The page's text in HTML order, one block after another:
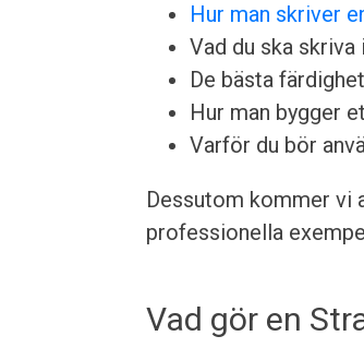
Hur man skriver
Vad du ska
De bästa
Hur man bygger
Varför du bör
Dessutom kommer vi
professionella
Vad gör en